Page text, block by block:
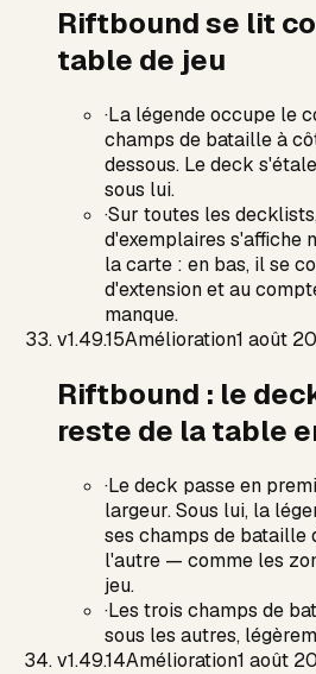
Riftbound se lit
table de jeu
·La légende occupe le
champs de bataille à
dessous. Le deck
sous lui.
·Sur toutes les
d'exemplaires s'affiche
la carte : en bas, il se
d'extension et au
manque.
v1.49.15Amélioration1 août
Riftbound : le
reste de la table
·Le deck passe en
largeur. Sous lui, la
ses champs de bataille
l'autre — comme les
jeu.
·Les trois champs de
sous les autres,
v1.49.14Amélioration1 août